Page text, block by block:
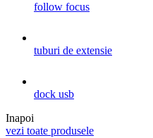
follow focus
tuburi de extensie
dock usb
Inapoi
vezi toate produsele